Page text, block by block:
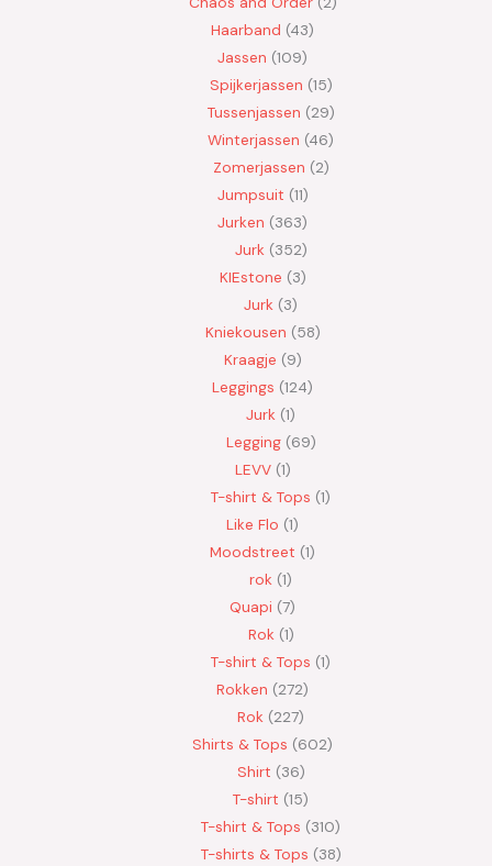
Haarband 43
Jassen 109
Spijkerjassen 15
Tussenjassen 29
Winterjassen 46
Zomerjassen 2
Jumpsuit 11
Jurken 363
Jurk 352
KIEstone 3
Jurk 3
Kniekousen 58
Kraagje 9
Leggings 124
Jurk 1
Legging 69
LEVV 1
T-shirt & Tops 1
Like Flo 1
Moodstreet 1
rok 1
Quapi 7
Rok 1
T-shirt & Tops 1
Rokken 272
Rok 227
Shirts & Tops 602
Shirt 36
T-shirt 15
T-shirt & Tops 310
T-shirts & Tops 38